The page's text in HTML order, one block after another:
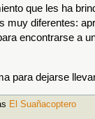
que les ha
muy diferentes:
encontrarse a
para dejarse
El Suañacoptero